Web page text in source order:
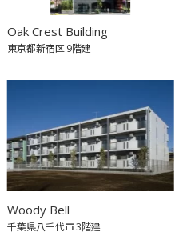
Oak Crest Building
東京都新宿区9階建
Woody Bell
千葉県八千代市3階建